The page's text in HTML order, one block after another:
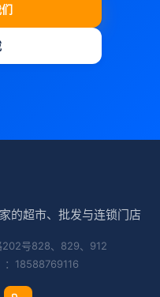
的超市、批发与连锁门店
202号828、829、912
：18588769116